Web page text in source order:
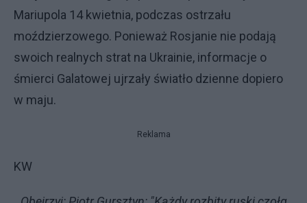
Mariupola 14 kwietnia, podczas ostrzału
moździerzowego. Ponieważ Rosjanie nie podają
swoich realnych strat na Ukrainie, informacje o
śmierci Galatowej ujrzały światło dzienne dopiero
w maju.
Reklama
KW